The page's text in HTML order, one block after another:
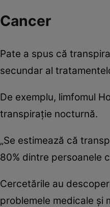
Cancer
Pate a spus că
secundar al
De exemplu, limfomul
transpirație nocturnă.
„Se estimează că
80% dintre persoanele
Cercetările au
problemele medicale și